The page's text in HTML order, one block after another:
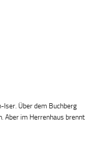
Iser. Über dem Buchberg
Aber im Herrenhaus brennt